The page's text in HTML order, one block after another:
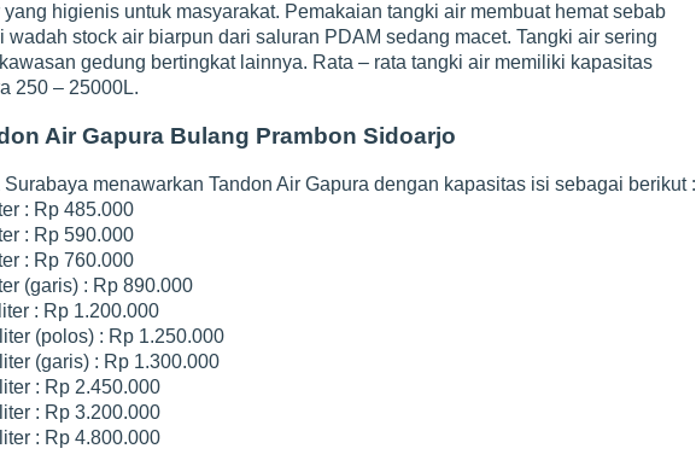
higienis untuk masyarakat. Pemakaian tangki air membuat hemat sebab
wadah stock air biarpun dari saluran PDAM sedang macet. Tangki air sering
gedung bertingkat lainnya. Rata – rata tangki air memiliki kapasitas
250 – 25000L.
Air Gapura Bulang Prambon Sidoarjo
Surabaya menawarkan Tandon Air Gapura dengan kapasitas isi sebagai berikut :
: Rp 485.000
: Rp 590.000
: Rp 760.000
(garis) : Rp 890.000
: Rp 1.200.000
(polos) : Rp 1.250.000
(garis) : Rp 1.300.000
: Rp 2.450.000
: Rp 3.200.000
: Rp 4.800.000